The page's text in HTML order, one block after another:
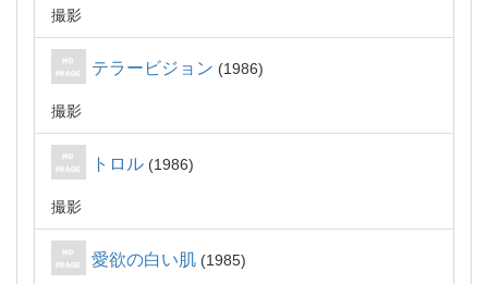
撮影
テラービジョン 1986
撮影
トロル 1986
撮影
愛欲の白い肌 1985